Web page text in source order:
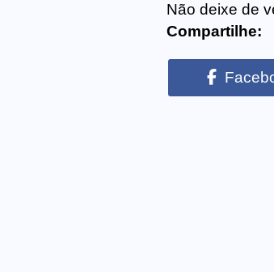
Não deixe de
Compartilhe: